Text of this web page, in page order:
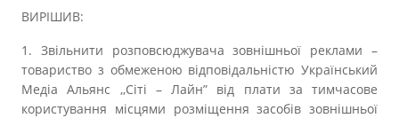
ВИРІШИВ:
1. Звільнити розповсюджувача зовнішньої реклами –
товариство з обмеженою відповідальністю Український
Медіа Альянс ,,Сіті – Лайн” від плати за тимчасове
користування місцями розміщення засобів зовнішньої